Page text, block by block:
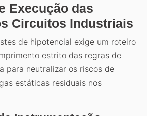
Execução das
Circuitos Industriais
de hipotencial exige um roteiro
estrito das regras de
para neutralizar os riscos de
estáticas residuais nos